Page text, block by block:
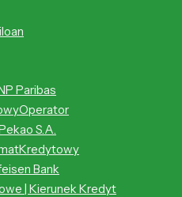
Paribas
S.A.
Bank
| Kierunek Kredyt